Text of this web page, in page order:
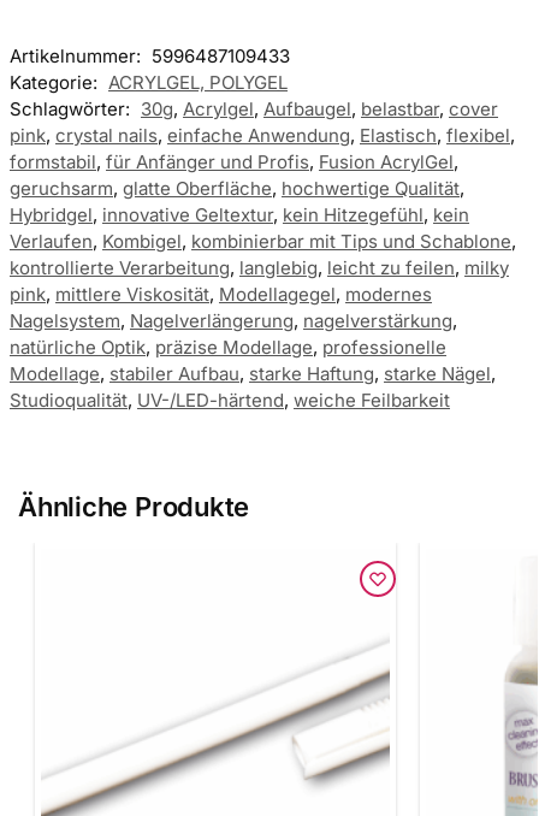
Artikelnummer: 5996487109433
Kategorie: ACRYLGEL, POLYGEL
Schlagwörter: 30g, Acrylgel, Aufbaugel, belastbar, cover
pink, crystal nails, einfache Anwendung, Elastisch, flexibel,
formstabil, für Anfänger und Profis, Fusion AcrylGel,
geruchsarm, glatte Oberfläche, hochwertige Qualität,
Hybridgel, innovative Geltextur, kein Hitzegefühl, kein
Verlaufen, Kombigel, kombinierbar mit Tips und Schablone,
kontrollierte Verarbeitung, langlebig, leicht zu feilen, milky
pink, mittlere Viskosität, Modellagegel, modernes
Nagelsystem, Nagelverlängerung, nagelverstärkung,
natürliche Optik, präzise Modellage, professionelle
Modellage, stabiler Aufbau, starke Haftung, starke Nägel,
Studioqualität, UV-/LED-härtend, weiche Feilbarkeit
Ähnliche Produkte